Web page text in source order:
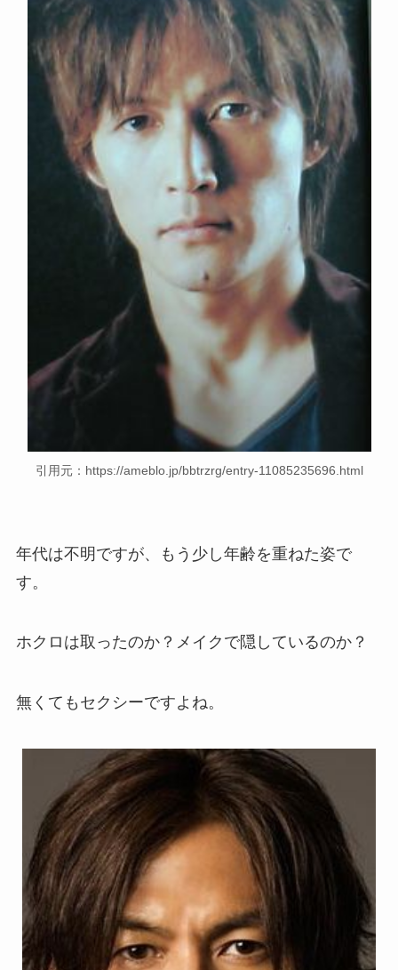
引用元：https://ameblo.jp/bbtrzrg/entry-11085235696.html
年代は不明ですが、もう少し年齢を重ねた姿で
す。
ホクロは取ったのか？メイクで隠しているのか？
無くてもセクシーですよね。